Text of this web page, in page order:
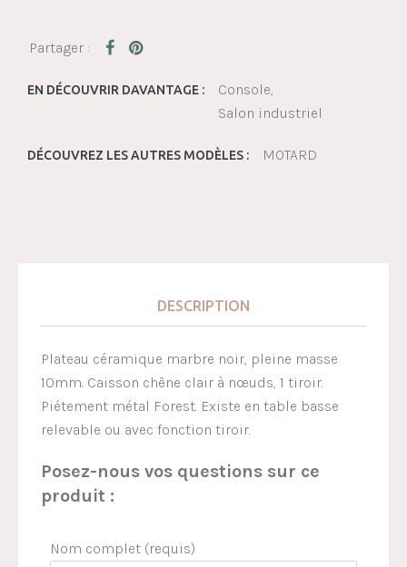
EN DÉCOUVRIR DAVANTAGE :
Console
Salon industriel
DÉCOUVREZ LES AUTRES MODÈLES : MOTARD
DESCRIPTION
Plateau céramique marbre noir, pleine masse
10mm. Caisson chêne clair à nœuds, 1 tiroir.
Piétement métal Forest. Existe en table basse
relevable ou avec fonction tiroir.
Posez-nous vos questions sur ce
produit :
Nom complet (requis)